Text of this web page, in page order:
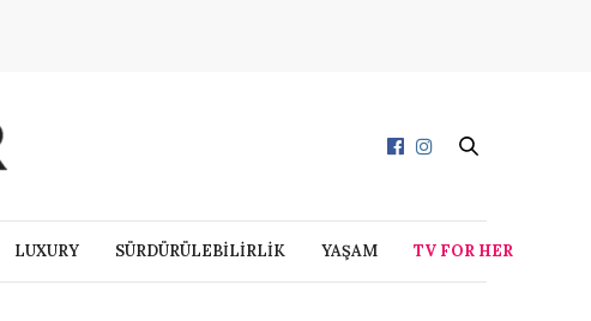
LUXURY SÜRDÜRÜLEBİLİRLİK YAŞAM TV FOR HER